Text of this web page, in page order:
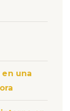
una